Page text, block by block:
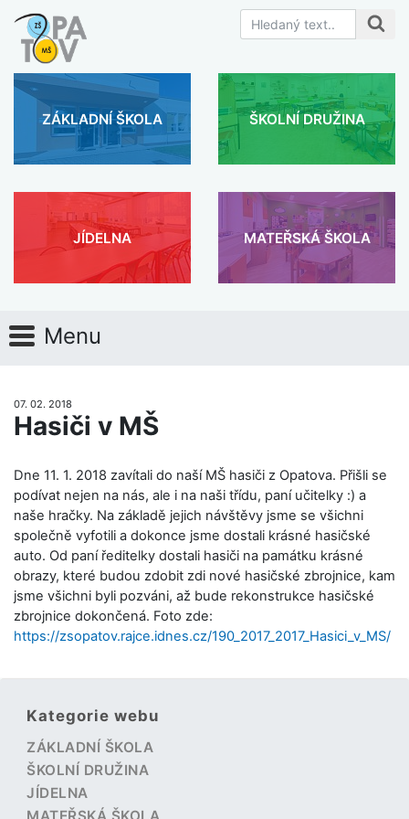
ZÁKLADNÍ ŠKOLA ŠKOLNÍ DRUŽINA
JÍDELNA MATEŘSKÁ ŠKOLA
Menu
07. 02. 2018
Hasiči v MŠ
Dne 11. 1. 2018 zavítali do naší MŠ hasiči z Opatova. Přišli se
podívat nejen na nás, ale i na naši třídu, paní učitelky :) a
naše hračky. Na základě jejich návštěvy jsme se všichni
společně vyfotili a dokonce jsme dostali krásné hasičské
auto. Od paní ředitelky dostali hasiči na památku krásné
obrazy, které budou zdobit zdi nové hasičské zbrojnice, kam
jsme všichni byli pozváni, až bude rekonstrukce hasičské
zbrojnice dokončená. Foto zde:
https://zsopatov.rajce.idnes.cz/190_2017_2017_Hasici_v_MS/
Kategorie webu
ZÁKLADNÍ ŠKOLA
ŠKOLNÍ DRUŽINA
JÍDELNA